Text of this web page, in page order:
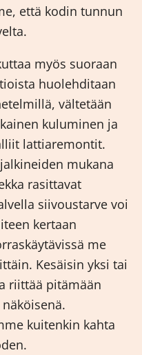
että kodin tunnun
myös suoraan
huolehditaan
vältetään
kuluminen ja
lattiaremontit.
mukana
rasittavat
siivoustarve voi
kertaan
me
Kesäisin yksi tai
riittää pitämään
kuitenkin kahta